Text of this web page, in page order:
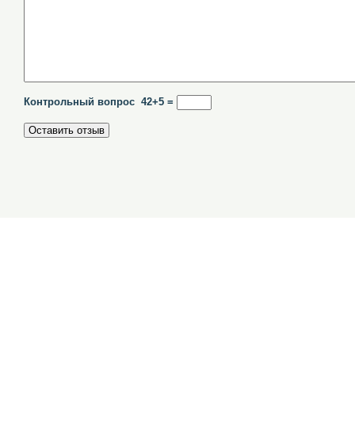
Контрольный вопрос 42+5 =